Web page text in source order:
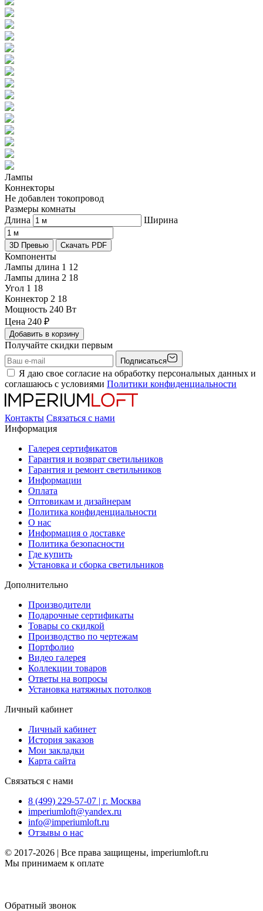
Лампы
Коннекторы
Не добавлен токопровод
Размеры комнаты
Длина
Ширина
3D Превью Скачать PDF
Компоненты
Лампы длина 1 12
Лампы длина 2 18
Угол 1 18
Коннектор 2 18
Мощность 240 Вт
Цена 240 ₽
Добавить в корзину
Получайте скидки первым
Подписаться
Я даю свое согласие на обработку персональных данных и
соглашаюсь с условиями Политики конфиденциальности
Контакты Связаться с нами
Информация
Галерея сертификатов
Гарантия и возврат светильников
Гарантия и ремонт светильников
Информации
Оплата
Оптовикам и дизайнерам
Политика конфиденциальности
О нас
Информация о доставке
Политика безопасности
Где купить
Установка и сборка светильников
Дополнительно
Производители
Подарочные сертификаты
Товары со скидкой
Производство по чертежам
Портфолио
Видео галерея
Коллекции товаров
Ответы на вопросы
Установка натяжных потолков
Личный кабинет
Личный кабинет
История заказов
Мои закладки
Карта сайта
Связаться с нами
8 (499) 229-57-07 | г. Москва
imperiumloft@yandex.ru
info@imperiumloft.ru
Отзывы о нас
© 2017-2026 | Все права защищены, imperiumloft.ru
Мы принимаем к оплате
Обратный звонок